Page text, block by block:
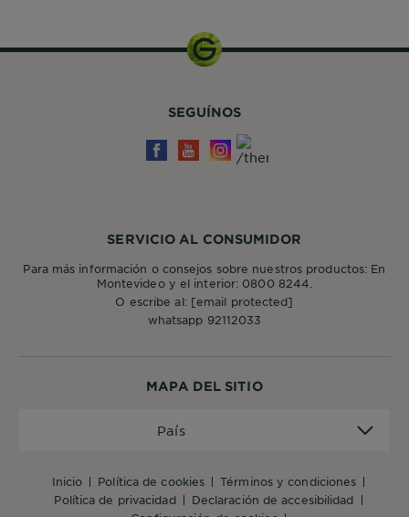
MAPA DEL SITIO
inicio política de cookies
términos y condiciones
política de privacidad
declaración de accesibilidad
País
SERVICIO AL CONSUMIDOR
Para más información o consejos sobre nuestros productos: En
Montevideo y el interior: 0800 8244.
O escribe al: [email protected]
whatsapp 92112033
SEGUÍNOS